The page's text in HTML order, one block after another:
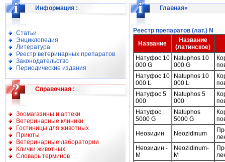
Информация :
Статьи
Энциклопедия
Литература
Реестр ветеринарных препаратов
Законодательство
Периодические издания
Справочная :
Зоомагазины и аптеки
Ветеринарные клиники
Гостиницы для животных
Приюты
Ветеринарные лаборатории
Клички животных
Словарь терминов
Главная»
Реестр препаратов (лат.) N
Название
Название
(латинское)
Натуфос 10
000 G
Natuphos 10
000 G
Натуфос 10
000 L
Natuphos 10
000 L
Натуфос 5
000
Natuphos 5
000
Натуфос
5000 G
Natuphos
5000 G
Неозидин Neozidinum
Неозидин -
М
Neozidinum-
M